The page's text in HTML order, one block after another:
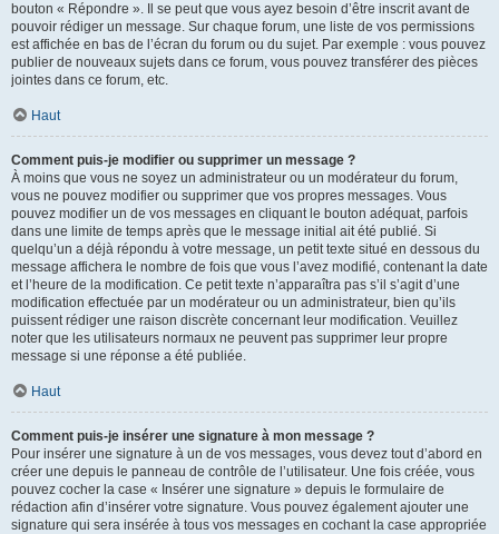
bouton « Répondre ». Il se peut que vous ayez besoin d’être inscrit avant de
pouvoir rédiger un message. Sur chaque forum, une liste de vos permissions
est affichée en bas de l’écran du forum ou du sujet. Par exemple : vous pouvez
publier de nouveaux sujets dans ce forum, vous pouvez transférer des pièces
jointes dans ce forum, etc.
Haut
Comment puis-je modifier ou supprimer un message ?
À moins que vous ne soyez un administrateur ou un modérateur du forum,
vous ne pouvez modifier ou supprimer que vos propres messages. Vous
pouvez modifier un de vos messages en cliquant le bouton adéquat, parfois
dans une limite de temps après que le message initial ait été publié. Si
quelqu’un a déjà répondu à votre message, un petit texte situé en dessous du
message affichera le nombre de fois que vous l’avez modifié, contenant la date
et l’heure de la modification. Ce petit texte n’apparaîtra pas s’il s’agit d’une
modification effectuée par un modérateur ou un administrateur, bien qu’ils
puissent rédiger une raison discrète concernant leur modification. Veuillez
noter que les utilisateurs normaux ne peuvent pas supprimer leur propre
message si une réponse a été publiée.
Haut
Comment puis-je insérer une signature à mon message ?
Pour insérer une signature à un de vos messages, vous devez tout d’abord en
créer une depuis le panneau de contrôle de l’utilisateur. Une fois créée, vous
pouvez cocher la case « Insérer une signature » depuis le formulaire de
rédaction afin d’insérer votre signature. Vous pouvez également ajouter une
signature qui sera insérée à tous vos messages en cochant la case appropriée